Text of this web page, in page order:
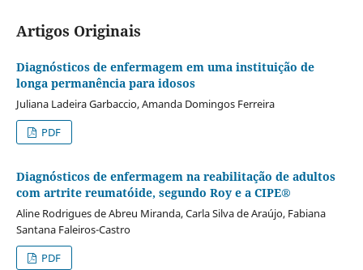
Artigos Originais
Diagnósticos de enfermagem em uma instituição de
longa permanência para idosos
Juliana Ladeira Garbaccio, Amanda Domingos Ferreira
PDF
Diagnósticos de enfermagem na reabilitação de adultos
com artrite reumatóide, segundo Roy e a CIPE®
Aline Rodrigues de Abreu Miranda, Carla Silva de Araújo, Fabiana
Santana Faleiros-Castro
PDF